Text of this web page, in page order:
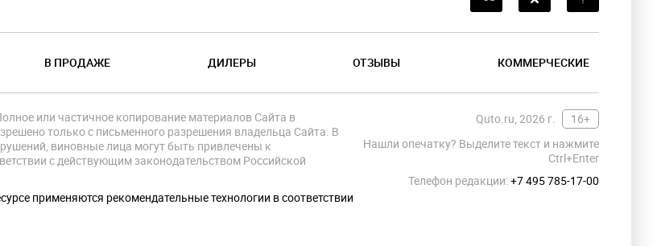
В ПРОДАЖЕ ДИЛЕРЫ ОТЗЫВЫ КОММЕРЧЕСКИЕ
Quto.ru, 2026 г.
16+
Нашли опечатку? Выделите текст и нажмите
Ctrl+Enter
Телефон редакции:+7 495 785-17-00
или частичное копирование материалов Сайта в
только с письменного разрешения владельца Сайта. В
виновные лица могут быть привлечены к
с действующим законодательством Российской
применяются рекомендательные технологии в соответствии